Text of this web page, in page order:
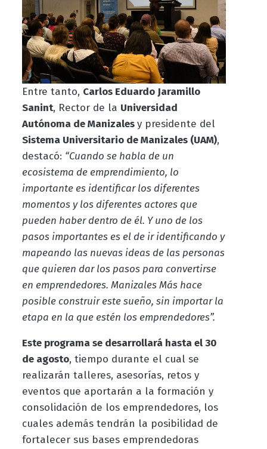
Entre tanto, Carlos Eduardo Jaramillo
Sanint, Rector de la Universidad
Autónoma de Manizalesy presidente del
Sistema Universitario de Manizales (UAM),
destacó: “Cuando se habla de un
ecosistema de emprendimiento, lo
importante es identificar los diferentes
momentos y los diferentes actores que
pueden haber dentro de él. Y uno de los
pasos importantes es el de ir identificando y
mapeando las nuevas ideas de las personas
que quieren dar los pasos para convertirse
en emprendedores. Manizales Más hace
posible construir este sueño, sin importar la
etapa en la que estén los emprendedores”.
Este programa se desarrollará hasta el 30
de agosto, tiempo durante el cual se
realizarán talleres, asesorías, retos y
eventos que aportarán a la formación y
consolidación de los emprendedores, los
cuales además tendrán la posibilidad de
fortalecer sus bases emprendedoras